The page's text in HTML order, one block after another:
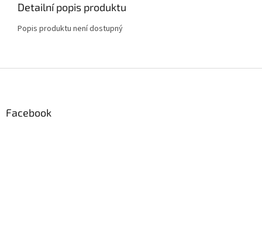
Detailní popis produktu
Popis produktu není dostupný
Facebook